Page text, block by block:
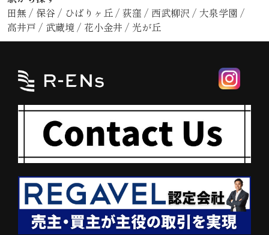
田無 / 保谷 / ひばりヶ丘 / 荻窪 / 西武柳沢 / 大泉学園 /
高井戸 / 武蔵境 / 花小金井 / 光が丘